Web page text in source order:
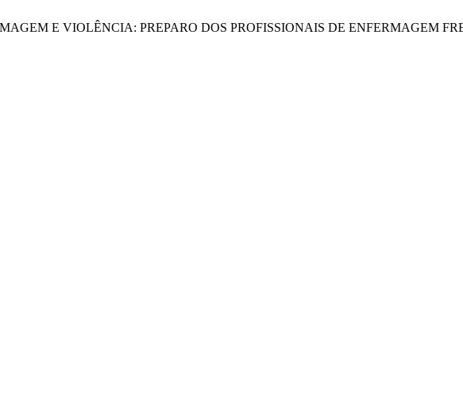
E VIOLÊNCIA: PREPARO DOS PROFISSIONAIS DE ENFERMAGEM